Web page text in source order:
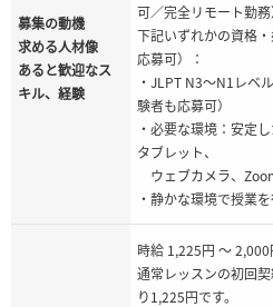
募集の動機
求める人材像
あると歓迎なス
キル、経験
可／完全リモート勤務
下記いずれかの資格
応募可）：
・JLPT N3～N1レベ
験者も応募可）
・必要な環境：安定
タブレット、
ウェブカメラ、
・静かな環境で授業
時給 1,225円 ～ 2,000
通常レッスンの初回
り1,225円です。